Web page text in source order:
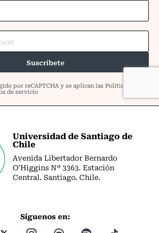
Universidad de Santiago de
Chile
Avenida Libertador Bernardo
O’Higgins Nº 3363. Estación
Central. Santiago. Chile.
Síguenos en: